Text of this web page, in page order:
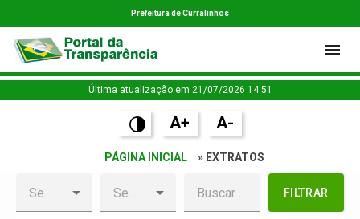
Prefeitura de Curralinhos
Última atualização em 21/07/2026 14:51
A+ A-
PÁGINA INICIAL » EXTRATOS
FILTRAR